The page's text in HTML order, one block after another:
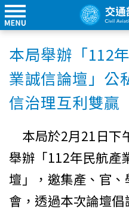
本局舉辦「112
業誠信論壇」公
信治理互利雙贏
本局於2月21日下
舉辦「112年民航產
壇 」，邀集產、官
會，透過本次論壇